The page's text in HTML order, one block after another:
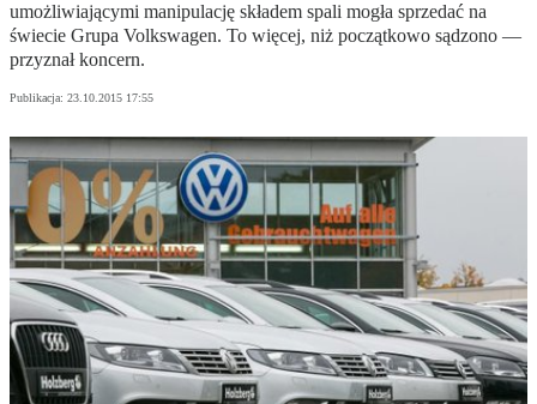
umożliwiającymi manipulację składem spali mogła sprzedać na
świecie Grupa Volkswagen. To więcej, niż początkowo sądzono —
przyznał koncern.
Publikacja: 23.10.2015 17:55